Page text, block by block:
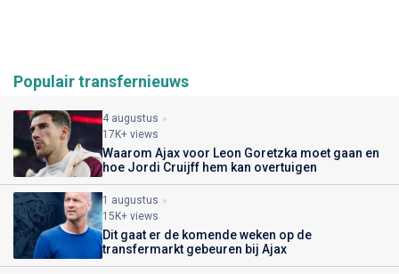
Populair transfernieuws
4 augustus
17K+ views
Waarom Ajax voor Leon Goretzka moet gaan en
hoe Jordi Cruijff hem kan overtuigen
1 augustus
15K+ views
Dit gaat er de komende weken op de
transfermarkt gebeuren bij Ajax